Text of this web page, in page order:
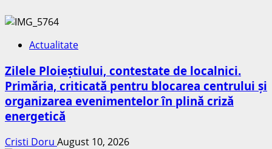
Actualitate
Zilele Ploieștiului, contestate de localnici.
Primăria, criticată pentru blocarea centrului și
organizarea evenimentelor în plină criză
energetică
Cristi Doru August 10, 2026